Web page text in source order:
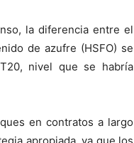
la diferencia entre el
de azufre (HSFO) se
nivel que se habría
en contratos a largo
apropiada, ya que los